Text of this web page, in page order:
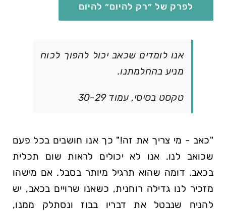
לפרק של ״רק להיום״ להיום
אנו לומדים שכאב יכול להפוך לכוח
מניע בהחלמתנו.
טקסט בסיסי, עמוד 30-29
כאב - מי צריך את זה!
כך אנו חושבים בכל פעם
שכואב לנו. אנו לא יכולים לראות שום תכלית
בכאב. דומה שהוא תרגיל מיותר בסבל. אם מישהו
מזכיר לנו גדילה רוחנית, כשאנו שרויים בכאב, יש
להניח שנבטל את דבריו בבוז ונסתלק ממנו,